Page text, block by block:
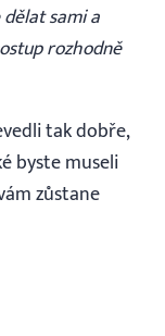
sami a
rozhodně
tak dobře,
byste museli
zůstane